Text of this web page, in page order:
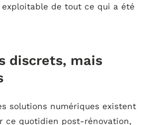
de tout ce qui a été
discrets, mais
solutions numériques existent
ce quotidien post-rénovation,